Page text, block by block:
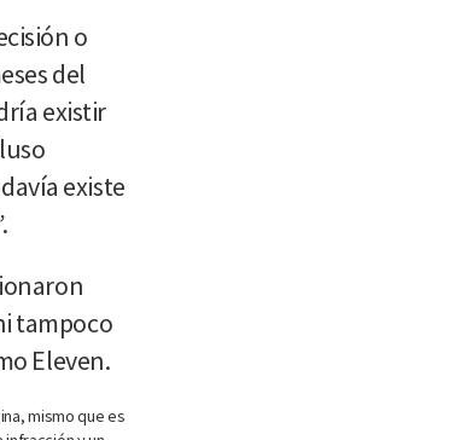
o
del
existir
existe
.
tampoco
Eleven.
mismo que es